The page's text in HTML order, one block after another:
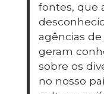
fontes, que
agências
geram
sobre os
no nosso